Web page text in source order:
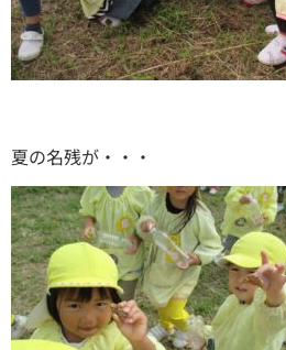
夏の名残が・・・